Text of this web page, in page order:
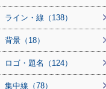
ライン・線（138）
背景（18）
ロゴ・題名（124）
集中線（78）